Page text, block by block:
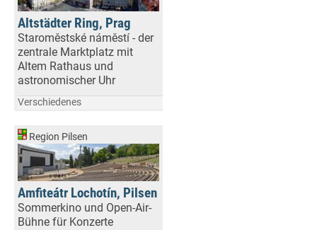
Altstädter Ring, Prag
Staroměstské náměstí - der
zentrale Marktplatz mit
Altem Rathaus und
astronomischer Uhr
Verschiedenes
Region Pilsen
Amfiteátr Lochotín, Pilsen
Sommerkino und Open-Air-
Bühne für Konzerte